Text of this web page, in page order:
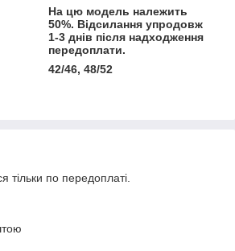
На цю модель належить
50%. Відсилання упродовж
1-3 днів після надходження
передоплати.
42/46, 48/52
тільки по передоплаті.